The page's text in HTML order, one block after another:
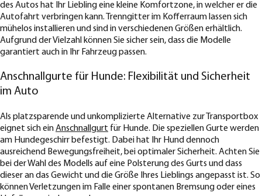
des Autos hat Ihr Liebling eine kleine Komfortzone, in welcher er die
Autofahrt verbringen kann. Trenngitter im Kofferraum lassen sich
mühelos installieren und sind in verschiedenen Größen erhältlich.
Aufgrund der Vielzahl können Sie sicher sein, dass die Modelle
garantiert auch in Ihr Fahrzeug passen.
Anschnallgurte für Hunde: Flexibilität und Sicherheit
im Auto
Als platzsparende und unkomplizierte Alternative zur Transportbox
eignet sich einAnschnallgurt für Hunde. Die speziellen Gurte werden
am Hundegeschirr befestigt. Dabei hat Ihr Hund dennoch
ausreichend Bewegungsfreiheit, bei optimaler Sicherheit. Achten Sie
bei der Wahl des Modells auf eine Polsterung des Gurts und dass
dieser an das Gewicht und die Größe Ihres Lieblings angepasst ist. So
können Verletzungen im Falle einer spontanen Bremsung oder eines